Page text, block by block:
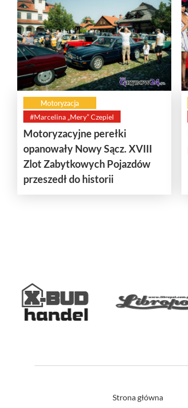
Motoryzacja
#Marcelina „Mery” Czepiel
Motoryzacyjne perełki
opanowały Nowy Sącz. XVIII
Zlot Zabytkowych Pojazdów
przeszedł do historii
Strona główna